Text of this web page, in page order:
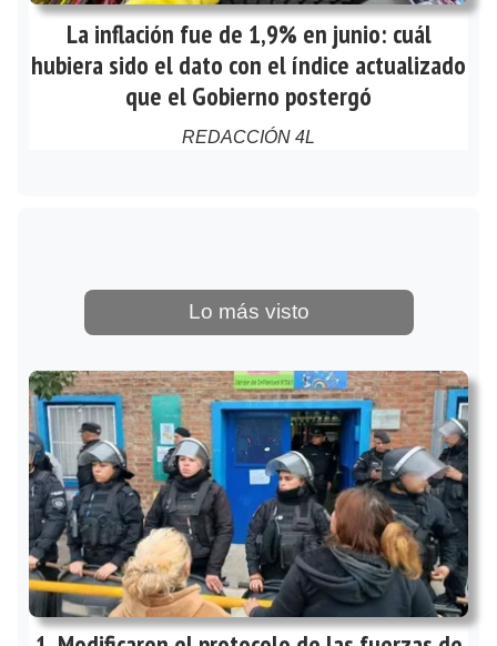
La inflación fue de 1,9% en junio: cuál
hubiera sido el dato con el índice actualizado
que el Gobierno postergó
REDACCIÓN 4L
Lo más visto